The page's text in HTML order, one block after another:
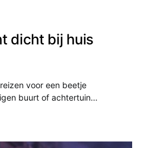
dicht bij huis
voor een beetje
buurt of achtertuin…